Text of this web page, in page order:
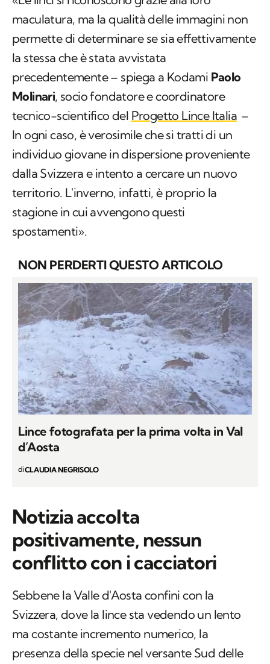
maculatura, ma la qualità delle immagini non
permette di determinare se sia effettivamente
la stessa che è stata avvistata
precedentemente – spiega a Kodami Paolo
Molinari, socio fondatore e coordinatore
tecnico-scientifico del Progetto Lince Italia –
In ogni caso, è verosimile che si tratti di un
individuo giovane in dispersione proveniente
dalla Svizzera e intento a cercare un nuovo
territorio. L'inverno, infatti, è proprio la
stagione in cui avvengono questi
spostamenti».
NON PERDERTI QUESTO ARTICOLO
Lince fotografata per la prima volta in Val
d’Aosta
diCLAUDIA NEGRISOLO
Notizia accolta
positivamente, nessun
conflitto con i cacciatori
Sebbene la Valle d'Aosta confini con la
Svizzera, dove la lince sta vedendo un lento
ma costante incremento numerico, la
presenza della specie nel versante Sud delle